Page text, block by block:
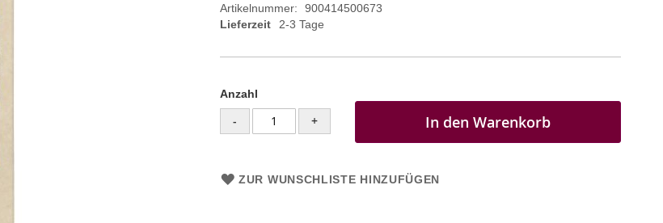
Artikelnummer
900414500673
Lieferzeit
2-3 Tage
Anzahl
- + In den Warenkorb
ZUR WUNSCHLISTE HINZUFÜGEN